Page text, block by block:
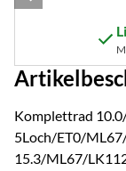
Komplettrad
5Loch/ET0/
15.3/ML67/